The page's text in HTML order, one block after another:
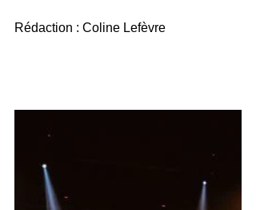
Rédaction : Coline Lefèvre